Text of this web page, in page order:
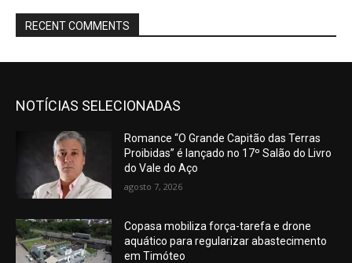
RECENT COMMENTS
NOTÍCIAS SELECIONADAS
Romance “O Grande Capitão das Terras
Proibidas” é lançado no 17º Salão do Livro
do Vale do Aço
agosto 7, 2026
Copasa mobiliza força-tarefa e drone
aquático para regularizar abastecimento
em Timóteo